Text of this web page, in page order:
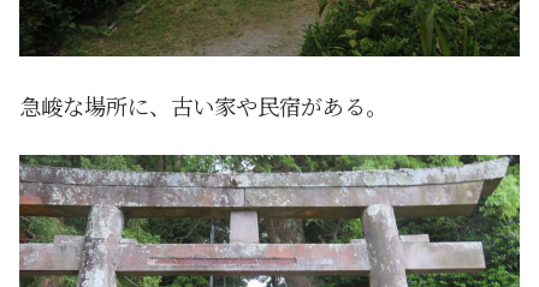
急峻な場所に、古い家や民宿がある。